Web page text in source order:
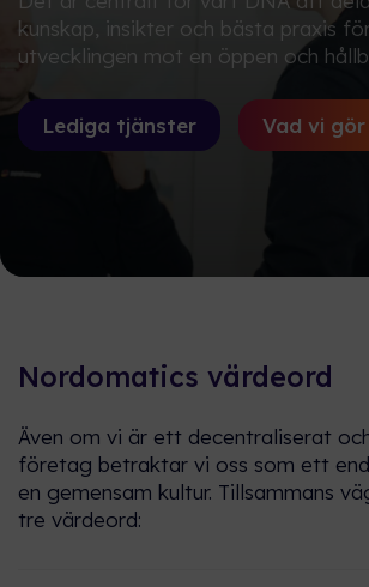
förbättra inomhusprestanda.
Produkter & Tjänster
av byggnadens hjärna.
iBOS®
Användarvänlig och säker
åtkomstprogramvara för
skala befintliga system för
Lediga tjänster
Vår arbetskultur
bästa praxis för att
Nordomatic Academy
Vårt utbildningsprogram
säkerställer den optimala
kunskap, insikter och bästa praxis
utvecklingen mot en öppen och
Lediga tjänster Vad vi gör
Nordomatics värdeord
Även om vi är ett decentraliserat
företag betraktar vi oss som ett
en gemensam kultur. Tillsammans
tre värdeord: